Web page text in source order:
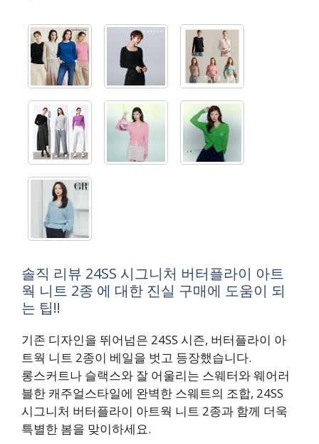
솔직 리뷰 24SS 시그니처 버터플라이 아트
웍 니트 2종 에 대한 진실 구매에 도움이 되
는 팁!!
기존 디자인을 뛰어넘은 24SS 시즌, 버터플라이 아
트웍 니트 2종이 베일을 벗고 등장했습니다.
롱스커트나 슬랙스와 잘 어울리는 스웨터와 웨어러
블한 캐주얼스타일에 완벽한 스웨트의 조합, 24SS
시그니처 버터플라이 아트웍 니트 2종과 함께 더욱
특별한 봄을 맞이하세요.